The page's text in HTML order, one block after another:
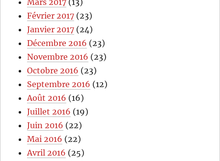
Mars 2017 (13)
Février 2017 (23)
Janvier 2017 (24)
Décembre 2016 (23)
Novembre 2016 (23)
Octobre 2016 (23)
Septembre 2016 (12)
Août 2016 (16)
Juillet 2016 (19)
Juin 2016 (22)
Mai 2016 (22)
Avril 2016 (25)